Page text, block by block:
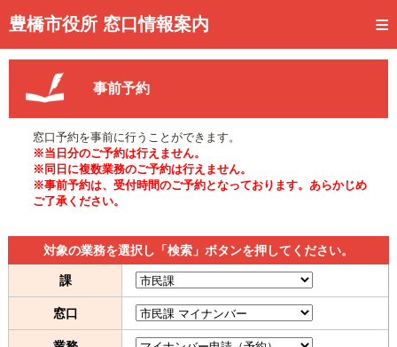
豊橋市役所 窓口情報案内
トップページ
事前予約
予約状況確認
窓口混雑状況
待ち状況確認
交付状況確認
メール通知登録
混雑予想カレンダー
事前予約
窓口予約を事前に行うことができます。
※当日分のご予約は行えません。
※同日に複数業務のご予約は行えません。
※事前予約は、受付時間のご予約となっております。あらかじめ
ご了承ください。
対象の業務を選択し「検索」ボタンを押してください。
課
窓口